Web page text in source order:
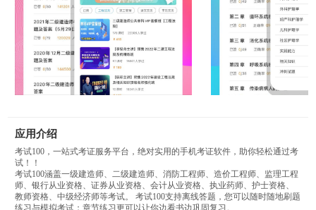
应用介绍
考试100，一站式考证服务平台，绝对实用的手机考证软件，助你轻松通过考
试！！
考试100涵盖一级建造师、二级建造师、消防工程师、造价工程师、监理工程
师、银行从业资格、证券从业资格、会计从业资格、执业药师、护士资格、
教师资格、中级经济师等考试。 考试100支持离线答题，您可以随时随地刷题
练习与模拟考试；章节练习更可以让你边看书边巩固复习。